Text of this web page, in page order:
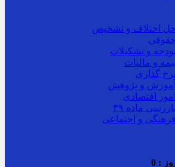
اختلاف و تشخیص
و تشکیلات
و مالیات
گذاری
و پژوهش
اقتصادی
ماده ۳۹
و اجتماعی
:
0